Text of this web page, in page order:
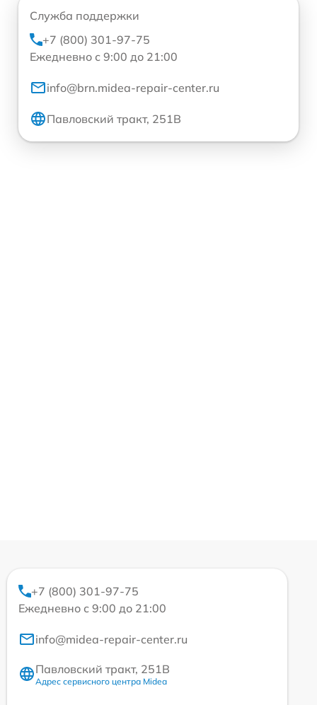
Служба поддержки
+7 (800) 301-97-75
Ежедневно с 9:00 до 21:00
info@brn.midea-repair-center.ru
Павловский тракт, 251В
+7 (800) 301-97-75
Ежедневно с 9:00 до 21:00
info@midea-repair-center.ru
Павловский тракт, 251В
Адрес сервисного центра Midea